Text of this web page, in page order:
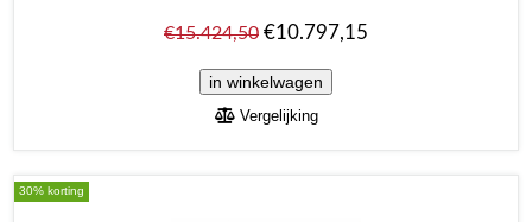
€15.424,50 €10.797,15
Vergelijking
30% korting